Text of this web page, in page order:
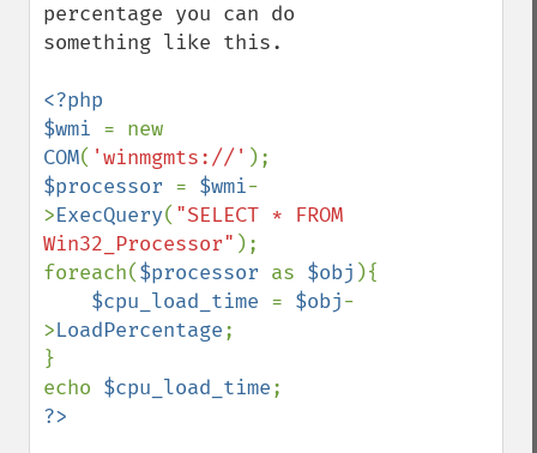
percentage you can do
something like this.
<?php
$wmi
COM( 'winmgmts://'
$processor = $wmi-
>ExecQuery( "SELECT * FROM
Win32_Processor" );
foreach($processor as $obj ){
$cpu_load_time = $obj-
>LoadPercentage;
}
echo $cpu_load_time